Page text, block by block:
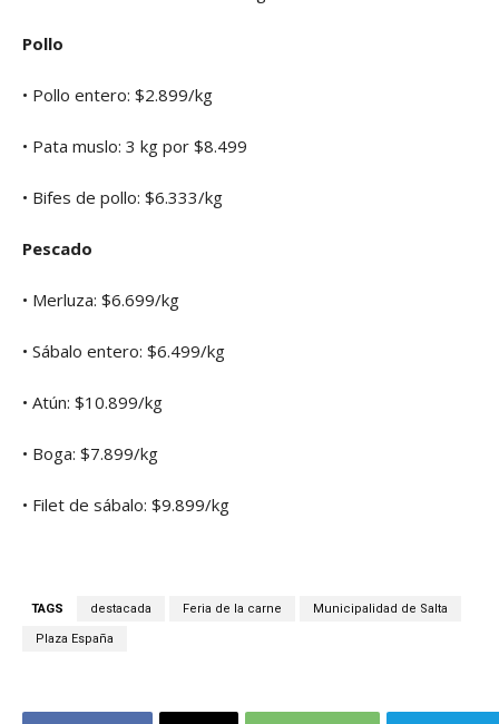
Pollo
• Pollo entero: $2.899/kg
• Pata muslo: 3 kg por $8.499
• Bifes de pollo: $6.333/kg
Pescado
• Merluza: $6.699/kg
• Sábalo entero: $6.499/kg
• Atún: $10.899/kg
• Boga: $7.899/kg
• Filet de sábalo: $9.899/kg
TAGS destacada Feria de la carne Municipalidad de Salta
Plaza España